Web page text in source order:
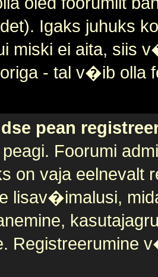
Igaks juhuks
miski ei aita, siis
- tal v�ib olla
pean
Foorumi
on vaja eelnevalt
lisav�imalusi,
Registreerumine